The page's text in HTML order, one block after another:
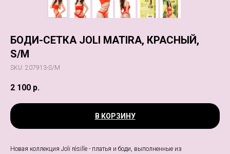
БОДИ-СЕТКА JOLI MATIRA, КРАСНЫЙ,
S/M
SKU: 207913-S/M
2 100 р.
В КОРЗИНУ
Новая коллекция Joli résille - платья и боди, выполненные из